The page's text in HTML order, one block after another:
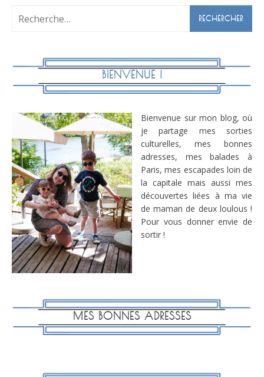
Rechercher :
BIENVENUE !
Bienvenue sur mon blog, où
je partage mes sorties
culturelles, mes bonnes
adresses, mes balades à
Paris, mes escapades loin de
la capitale mais aussi mes
découvertes liées à ma vie
de maman de deux loulous !
Pour vous donner envie de
sortir !
MES BONNES ADRESSES